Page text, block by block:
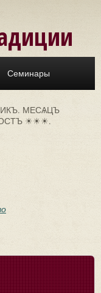
Семинары
МЕСѦЦЪ
☀☀☀.